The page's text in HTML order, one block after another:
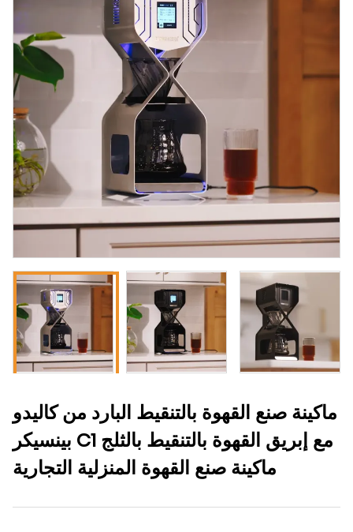
ماكينة صنع القهوة بالتنقيط البارد من كاليدو
بينسيكر C1 مع إبريق القهوة بالتنقيط بالثلج
ماكينة صنع القهوة المنزلية التجارية